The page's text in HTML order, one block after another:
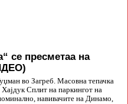
се пресметаа на
во Загреб. Масовна тепачка
Сплит на паркингот на
навивачите на Динамо,